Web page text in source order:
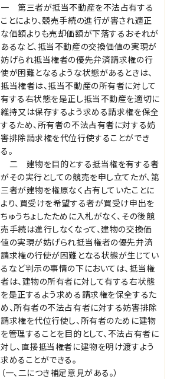
一 第三者が抵当不動産を不法占有する
ことにより、競売手続の進行が害され適正
な価額よりも売却価額が下落するおそれが
あるなど、抵当不動産の交換価値の実現が
妨げられ抵当権者の優先弁済請求権の行
使が困難となるような状態があるときは、
抵当権者は、抵当不動産の所有者に対して
有する右状態を是正し抵当不動産を適切に
維持又は保存するよう求める請求権を保全
するため、所有者の不法占有者に対する妨
害排除請求権を代位行使することができ
る。
二 建物を目的とする抵当権を有する者
がその実行としての競売を申し立てたが、第
三者が建物を権原なく占有していたことに
より、買受けを希望する者が買受け申出を
ちゅうちょしたために入札がなく、その後競
売手続は進行しなくなって、建物の交換価
値の実現が妨げられ抵当権者の優先弁済
請求権の行使が困難となる状態が生じてい
るなど判示の事情の下においては、抵当権
者は、建物の所有者に対して有する右状態
を是正するよう求める請求権を保全するた
め、所有者の不法占有者に対する妨害排除
請求権を代位行使し、所有者のために建物
を管理することを目的として、不法占有者に
対し、直接抵当権者に建物を明け渡すよう
求めることができる。
（一、二につき補足意見がある。）